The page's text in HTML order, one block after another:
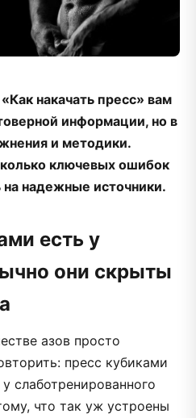
накачать пресс» вам
информации, но в
и методики.
ключевых ошибок
на надежные источники.
есть у
они скрыты
азов просто
пресс кубиками
слаботренированного
что так уж устроены